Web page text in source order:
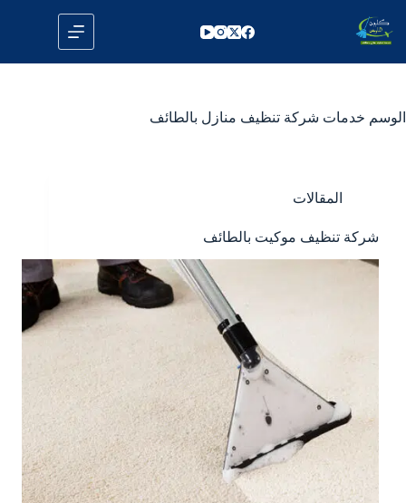
إلى
المحتوى
الوسم خدمات شركة تنظيف منازل بالطائف
المقالات
شركة تنظيف موكيت بالطائف